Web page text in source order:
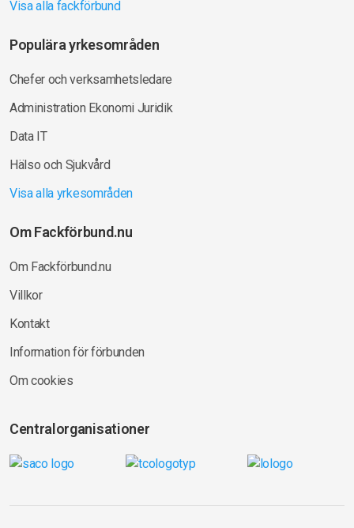
Visa alla fackförbund
Populära yrkesområden
Chefer och verksamhetsledare
Administration Ekonomi Juridik
Data IT
Hälso och Sjukvård
Visa alla yrkesområden
Om Fackförbund.nu
Om Fackförbund.nu
Villkor
Kontakt
Information för förbunden
Om cookies
Centralorganisationer